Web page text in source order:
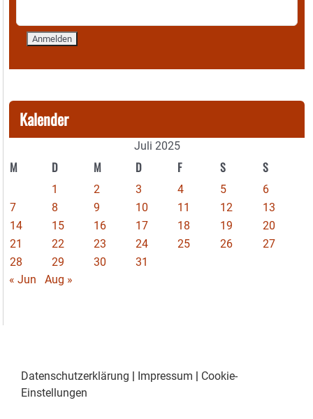
Kalender
Juli 2025
M D M D F S S
1 2 3 4 5
6
7
8 9 10 11 12
13
14
15 16 17 18 19
20
21
22 23 24 25 26
27
28
29 30
31
« Jun
Aug »
Datenschutzerklärung | Impressum | Cookie-
Einstellungen